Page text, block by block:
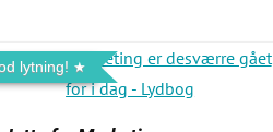
lytning!